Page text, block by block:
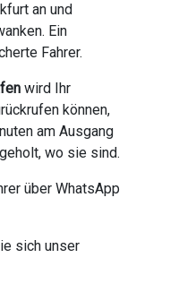
an und
Ein
Fahrer.
wird Ihr
können,
am Ausgang
wo sie sind.
über WhatsApp
sich unser